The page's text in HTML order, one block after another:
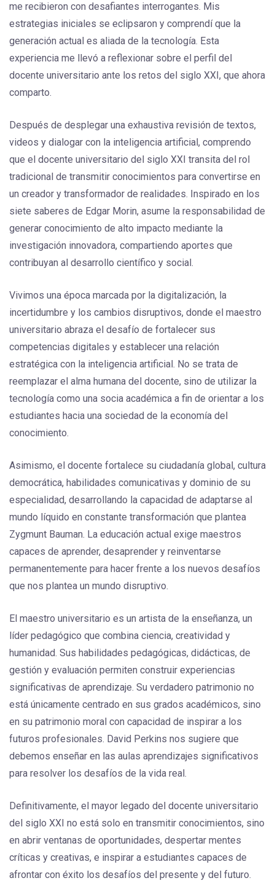
me recibieron con desafiantes interrogantes. Mis
estrategias iniciales se eclipsaron y comprendí que la
generación actual es aliada de la tecnología. Esta
experiencia me llevó a reflexionar sobre el perfil del
docente universitario ante los retos del siglo XXI, que ahora
comparto.
Después de desplegar una exhaustiva revisión de textos,
videos y dialogar con la inteligencia artificial, comprendo
que el docente universitario del siglo XXI transita del rol
tradicional de transmitir conocimientos para convertirse en
un creador y transformador de realidades. Inspirado en los
siete saberes de Edgar Morin, asume la responsabilidad de
generar conocimiento de alto impacto mediante la
investigación innovadora, compartiendo aportes que
contribuyan al desarrollo científico y social.
Vivimos una época marcada por la digitalización, la
incertidumbre y los cambios disruptivos, donde el maestro
universitario abraza el desafío de fortalecer sus
competencias digitales y establecer una relación
estratégica con la inteligencia artificial. No se trata de
reemplazar el alma humana del docente, sino de utilizar la
tecnología como una socia académica a fin de orientar a los
estudiantes hacia una sociedad de la economía del
conocimiento.
Asimismo, el docente fortalece su ciudadanía global, cultura
democrática, habilidades comunicativas y dominio de su
especialidad, desarrollando la capacidad de adaptarse al
mundo líquido en constante transformación que plantea
Zygmunt Bauman. La educación actual exige maestros
capaces de aprender, desaprender y reinventarse
permanentemente para hacer frente a los nuevos desafíos
que nos plantea un mundo disruptivo.
El maestro universitario es un artista de la enseñanza, un
líder pedagógico que combina ciencia, creatividad y
humanidad. Sus habilidades pedagógicas, didácticas, de
gestión y evaluación permiten construir experiencias
significativas de aprendizaje. Su verdadero patrimonio no
está únicamente centrado en sus grados académicos, sino
en su patrimonio moral con capacidad de inspirar a los
futuros profesionales. David Perkins nos sugiere que
debemos enseñar en las aulas aprendizajes significativos
para resolver los desafíos de la vida real.
Definitivamente, el mayor legado del docente universitario
del siglo XXI no está solo en transmitir conocimientos, sino
en abrir ventanas de oportunidades, despertar mentes
críticas y creativas, e inspirar a estudiantes capaces de
afrontar con éxito los desafíos del presente y del futuro.